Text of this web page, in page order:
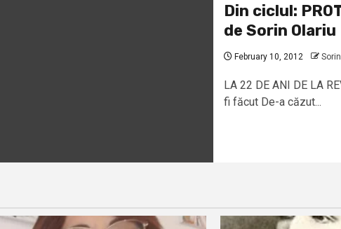
Din ciclul:
de Sorin Olariu
February 10, 2012
LA 22 DE ANI DE LA
fi făcut De-a căzut...